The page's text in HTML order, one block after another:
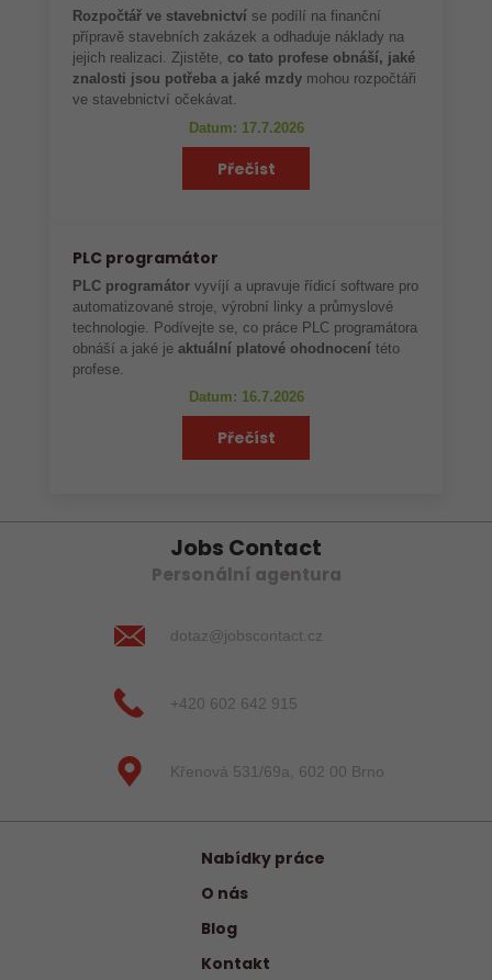
Rozpočtář ve stavebnictví se podílí na finanční
přípravě stavebních zakázek a odhaduje náklady na
jejich realizaci. Zjistěte,co tato profese obnáší, jaké
znalosti jsou potřeba a jaké mzdy mohou rozpočtáři
ve stavebnictví očekávat.
Datum: 17.7.2026
Přečíst
PLC programátor
PLC programátor vyvíjí a upravuje řídicí software pro
automatizované stroje, výrobní linky a průmyslové
technologie. Podívejte se, co práce PLC programátora
obnáší a jaké je aktuální platové ohodnocení této
profese.
Datum: 16.7.2026
Přečíst
Jobs Contact
Personální agentura
dotaz@jobscontact.cz
+420 602 642 915
Křenová 531/69a, 602 00 Brno
Nabídky práce
O nás
Blog
Kontakt